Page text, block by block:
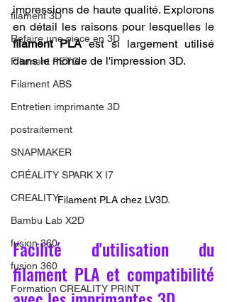
filament 3D
Refaire une piece en 3D
Filament PETG
Filament ABS
Entretien imprimante 3D
postraitement
SNAPMAKER
CRÉALITY SPARK X I7
CREALITY
Bambu Lab X2D
fusion 360
fusion 360
Formation CREALITY PRINT
impressions de haute qualité. Explorons
filament PLA est si largement utilisé
dans le monde de l'impression 3D.
Filament PLA chez LV3D.
Facilité d'utilisation du
filament PLA et compatibilité